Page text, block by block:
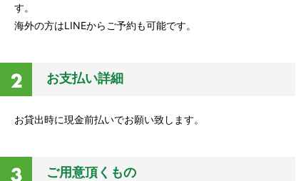
す。
海外の方はLINEからご予約も可能です。
お支払い詳細
お貸出時に現金前払いでお願い致します。
ご用意頂くもの